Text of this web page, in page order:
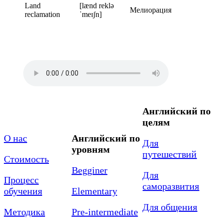
Land
reclamation
[lænd reklə
ˈmeɪʃn]
Мелиорация
О нас
Стоимость
Процесс
обучения
Методика
Английский по
уровням
Begginer
Elementary
Pre-intermediate
Английский по
целям
Для
путешествий
Для
саморазвития
Для общения